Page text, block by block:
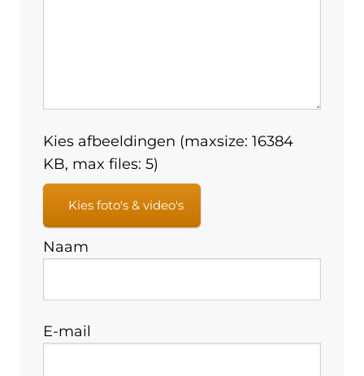
Kies afbeeldingen (maxsize: 16384
KB, max files: 5)
Kies foto's & video's
Naam
E-mail